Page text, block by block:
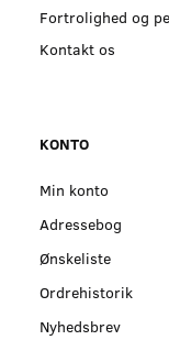
Fortrolighed og
Kontakt os
KONTO
Min konto
Adressebog
Ønskeliste
Ordrehistorik
Nyhedsbrev